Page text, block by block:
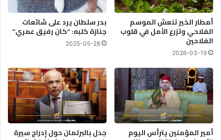
أمطار الخير تنعش الموسم
الفلاحي وتزرع الأمل في قلوب
الفلاحين
2026-03-19
بدر سلطان يرد على شائعات
جنازة كلبه: “كان رفيق عمري”
2025-05-28
أمير المؤمنين يترأس اليوم جدل بالبرلمان حول إدراج سيرة